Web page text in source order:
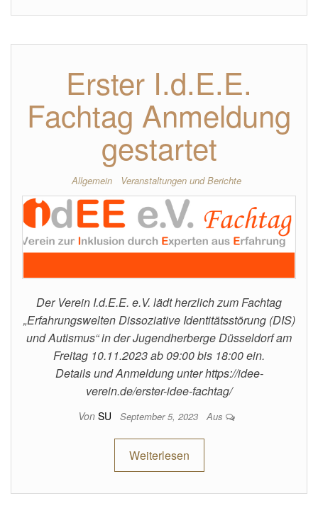
Erster I.d.E.E.
Fachtag Anmeldung
gestartet
Allgemein Veranstaltungen und Berichte
Der Verein I.d.E.E. e.V. lädt herzlich zum Fachtag
„Erfahrungswelten Dissoziative Identitätsstörung (DIS)
und Autismus“ in der Jugendherberge Düsseldorf am
Freitag 10.11.2023 ab 09:00 bis 18:00 ein.
Details und Anmeldung unter https://idee-
verein.de/erster-idee-fachtag/
Von SU September 5, 2023 Aus
Weiterlesen